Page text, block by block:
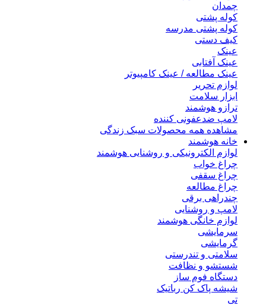
چمدان
کوله پشتی
کوله پشتی مدرسه
کیف دستی
عینک
عینک آفتابی
عینک مطالعه / عینک کامپیوتر
لوازم تحریر
ابزار سلامت
ترازو هوشمند
لامپ ضدعفونی کننده
مشاهده همه محصولات سبک زندگی
خانه هوشمند
لوازم الکترونیکی و روشنایی هوشمند
چراغ خواب
چراغ سقفی
چراغ مطالعه
چندراهی برقی
لامپ و روشنایی
لوازم خانگی هوشمند
سرمایشی
گرمایشی
سلامتی و تندرستی
شستشو و نظافت
دستگاه فوم ساز
شیشه پاک کن رباتیک
تی